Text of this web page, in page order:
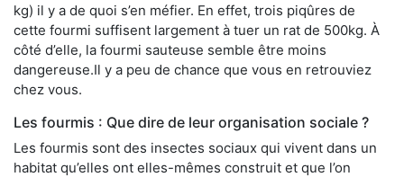
kg) il y a de quoi s’en méfier. En effet, trois piqûres de
cette fourmi suffisent largement à tuer un rat de 500kg. À
côté d’elle, la fourmi sauteuse semble être moins
dangereuse.Il y a peu de chance que vous en retrouviez
chez vous.
Les fourmis : Que dire de leur organisation sociale ?
Les fourmis sont des insectes sociaux qui vivent dans un
habitat qu’elles ont elles-mêmes construit et que l’on